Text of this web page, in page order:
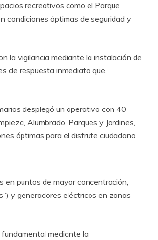
recreativos como el Parque
condiciones óptimas de seguridad y
la vigilancia mediante la instalación de
de respuesta inmediata que,
desplegó un operativo con 40
Alumbrado, Parques y Jardines,
óptimas para el disfrute ciudadano.
en puntos de mayor concentración,
y generadores eléctricos en zonas
mediante la